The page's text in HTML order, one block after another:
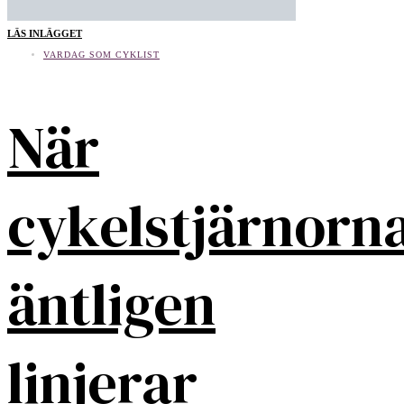
LÄS INLÄGGET
VARDAG SOM CYKLIST
När
äntligen
linjerar